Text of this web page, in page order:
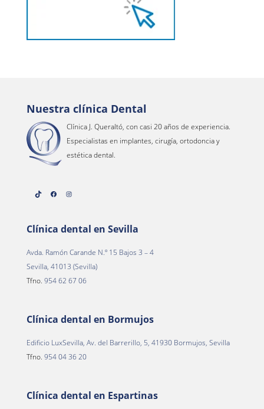
Nuestra clínica Dental
Clínica J. Queraltó, con casi 20 años de experiencia.
Especialistas en implantes, cirugía, ortodoncia y
estética dental.
TikTokFacebookInstagram
Clínica dental en Sevilla
Avda. Ramón Carande N.º 15 Bajos 3 – 4
Sevilla, 41013 (Sevilla)
Tfno. 954 62 67 06
Clínica dental en Bormujos
Edificio LuxSevilla, Av. del Barrerillo, 5, 41930 Bormujos, Sevilla
Tfno. 954 04 36 20
Clínica dental en Espartinas